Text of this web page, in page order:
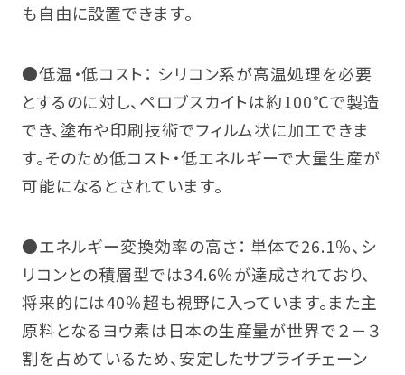
も自由に設置できます。
●低温・低コスト： シリコン系が高温処理を必要
とするのに対し、ペロブスカイトは約100℃で製造
でき、塗布や印刷技術でフィルム状に加工できま
す。そのため低コスト・低エネルギーで大量生産が
可能になるとされています。
●エネルギー変換効率の高さ： 単体で26.1％、シ
リコンとの積層型では34.6％が達成されており、
将来的には40％超も視野に入っています。また主
原料となるヨウ素は日本の生産量が世界で２－３
割を占めているため、安定したサプライチェーン